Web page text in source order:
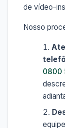
de vídeo-
Nosso
0800